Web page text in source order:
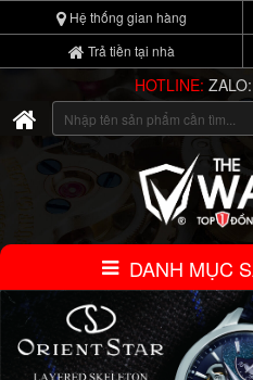
Hệ thống gian hàng
Trả tiền tại nhà
HOTLINE:
DANH MỤC